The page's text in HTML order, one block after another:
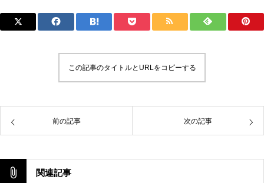
この記事のタイトルとURLをコピーする
前の記事 次の記事
関連記事